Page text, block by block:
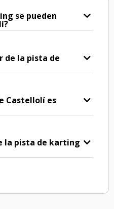
se pueden
de la pista de
Castellolí es
la pista de karting